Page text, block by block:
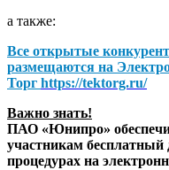
а также:
Все открытые
размещаются на
Торг https://tektorg.ru/
Важно знать!
ПАО «Юнипро»
участникам бесплатный
процедурах на